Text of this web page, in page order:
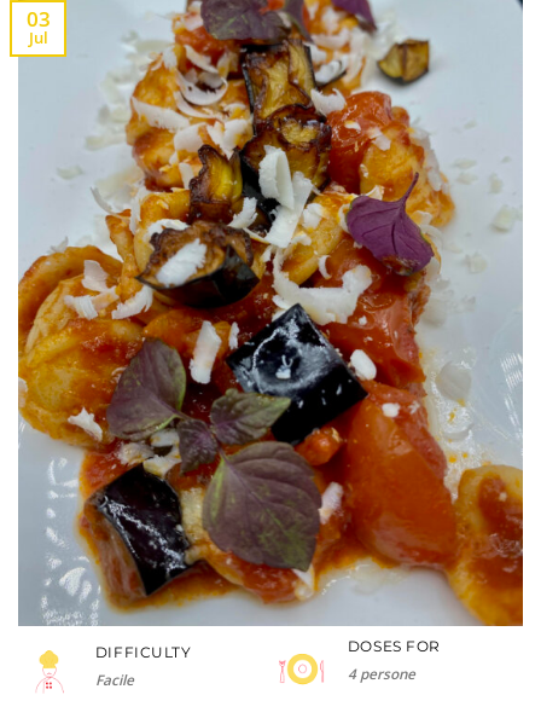
03
Jul
DIFFICULTY
Facile
DOSES FOR
4 persone